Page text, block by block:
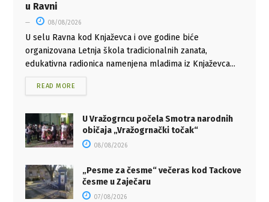
u Ravni
08/08/2026
U selu Ravna kod Knjaževca i ove godine biće
organizovana Letnja škola tradicionalnih zanata,
edukativna radionica namenjena mladima iz Knjaževca...
READ MORE
U Vražogrncu počela Smotra narodnih
običaja „Vražogrnački točak“
08/08/2026
„Pesme za česme“ večeras kod Tackove
česme u Zaječaru
07/08/2026